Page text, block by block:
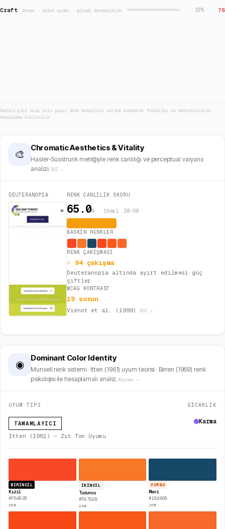
Craft·denge · palet uyumu · görsel karmaşıklık 16% 76
Gemini gibi kara kutu yapay zeka modelleri yerine akademik formüller ve deterministik
hesaplama kullanılır.
🎨
Chromatic Aesthetics & Vitality
Hasler-Süsstrunk metriğiyle renk canlılığı ve perceptual varyans
analizi. DOI ↗
DEUTERANOPIA RENK CANLILIK SKORU
65.0M · İdeal: 20–50
BASKIN RENKLER
RENK ÇAKIŞMASI
⚡ 94 çakışma
Deuteranopia altında ayırt edilmesi güç
çiftler
WCAG KONTRAST
19 sorun
Viénot et al. (1999) DOI ↗
◉
Dominant Color Identity
Munsell renk sistemi · Itten (1961) uyum teorisi · Birren (1969) renk
psikolojisi ile hesaplamalı analiz. Kaynak ↗
UYUM TİPİ
TAMAMLAYICI
Itten (1961) — Zıt Ton Uyumu
SICAKLIK
Karma
BIRINCIL
Kızıl
#F84828
38%
İKINCIL
Turuncu
#F87828
24%
VURGU
Mavi
#184868
16%